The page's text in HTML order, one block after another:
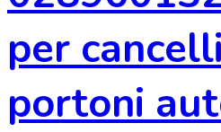
per
portoni